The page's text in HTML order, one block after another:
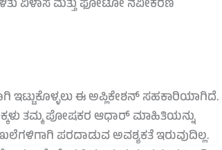
ವಿಳಾಸ ಮತ್ತು ಫೋಟೋ ನವೀಕರಣ
ಇಟ್ಟುಕೊಳ್ಳಲು ಈ ಅಪ್ಲಿಕೇಶನ್ ಸಹಕಾರಿಯಾಗಿದೆ.
ತಮ್ಮ ಪೋಷಕರ ಆಧಾರ್ ಮಾಹಿತಿಯನ್ನು
ಪರದಾಡುವ ಅವಶ್ಯಕತೆ ಇರುವುದಿಲ್ಲ.